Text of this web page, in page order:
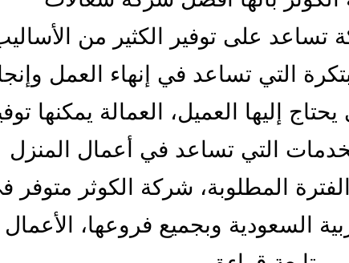
تساعد على توفير الكثير من
التي تساعد في إنهاء العمل
يحتاج إليها العميل، العمالة يمكنها
التي تساعد في أعمال المنزل
المطلوبة، شركة الكوثر متوفر
السعودية وبجميع فروعها، الأعمال